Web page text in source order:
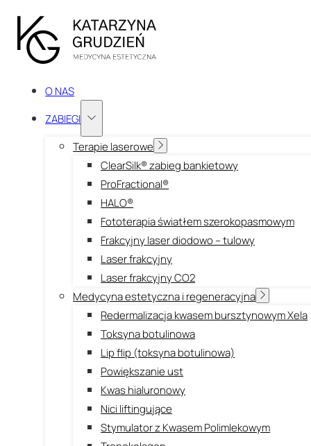
O NAS
ZABIEGI
Terapie laserowe
ClearSilk® zabieg bankietowy
ProFractional®
HALO®
Fototerapia światłem szerokopasmowym
Frakcyjny laser diodowo – tulowy
Laser frakcyjny
Laser frakcyjny CO2
Medycyna estetyczna i regeneracyjna
Redermalizacja kwasem bursztynowym Xela
Toksyna botulinowa
Lip flip (toksyna botulinowa)
Powiększanie ust
Kwas hialuronowy
Nici liftingujące
Stymulator z Kwasem Polimlekowym